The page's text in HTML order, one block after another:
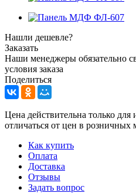
Нашли дешевле?
Заказать
Наши менеджеры обязательно
условия заказа
Поделиться
Цена действительна только
отличаться от цен в розничных
Как купить
Оплата
Доставка
Отзывы
Задать вопрос